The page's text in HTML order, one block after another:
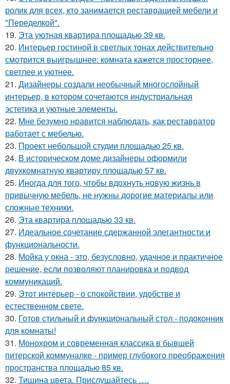
ролик для всех, кто занимается реставрацией мебели и
"Переделкой".
19. Эта уютная квартира площадью 39 кв.
20. Интерьер гостиной в светлых тонах действительно
смотрится выигрышнее: комната кажется просторнее,
светлее и уютнее.
21. Дизайнеры создали необычный многослойный
интерьер, в котором сочетаются индустриальная
эстетика и уютные элементы.
22. Мне безумно нравится наблюдать, как реставратор
работает с мебелью.
23. Проект небольшой студии площадью 25 кв.
24. В историческом доме дизайнеры оформили
двухкомнатную квартиру площадью 57 кв.
25. Иногда для того, чтобы вдохнуть новую жизнь в
привычную мебель, не нужны дорогие материалы или
сложные техники.
26. Эта квартира площадью 33 кв.
27. Идеальное сочетание сдержанной элегантности и
функциональности.
28. Мойка у окна - это, безусловно, удачное и практичное
решение, если позволяют планировка и подвод
коммуникаций.
29. Этот интерьер - о спокойствии, удобстве и
естественном свете.
30. Готов стильный и функциональный стол - подоконник
для комнаты!
31. Монохром и современная классика в бывшей
питерской коммуналке - пример глубокого преображения
пространства площадью 85 кв.
32. Тишина цвета. Прислушайтесь ….